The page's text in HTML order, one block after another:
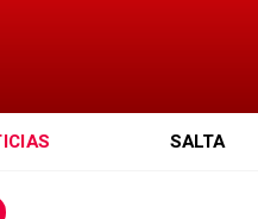
SALTA